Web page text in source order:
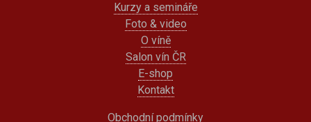
Kurzy a semináře
Foto & video
O víně
Salon vín ČR
E-shop
Kontakt
Obchodní podmínky